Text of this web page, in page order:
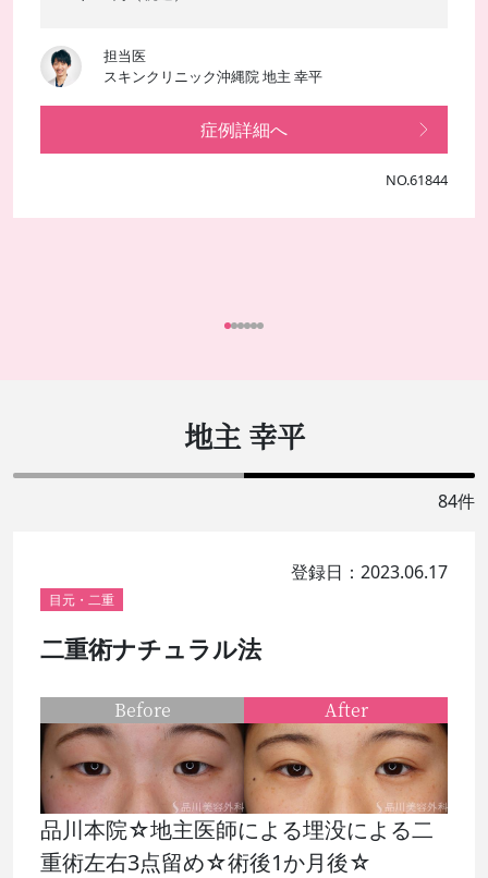
担当医
スキンクリニック沖縄院 地主 幸平
症例詳細へ
NO.61844
地主 幸平
84件
登録日：2023.06.17
目元・二重
二重術ナチュラル法
品川本院☆地主医師による埋没による二
重術左右3点留め☆術後1か月後☆
Before After